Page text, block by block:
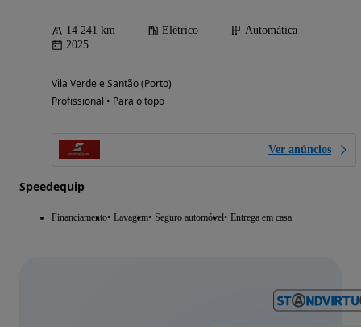
14 241 km Elétrico
Automática
2025
Vila Verde e Santão (Porto)
Profissional • Para o topo
Ver anúncios
Speedequip
Financiamento Lavagem Seguro automóvel Entrega em casa